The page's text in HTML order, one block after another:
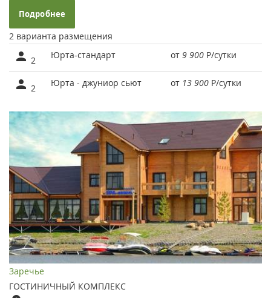
Подробнее
2 варианта размещения
2 Юрта-стандарт от 9 900 Р/сутки
2 Юрта - джуниор сьют от 13 900 Р/сутки
Заречье
ГОСТИНИЧНЫЙ КОМПЛЕКС